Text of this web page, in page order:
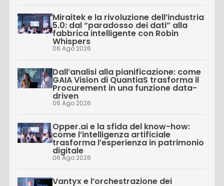
Miraitek e la rivoluzione dell’industria
5.0: dal “paradosso dei dati” alla
fabbrica intelligente con Robin
Whispers
06 Ago 2026
Dall’analisi alla pianificazione: come
GAIA Vision di QuantiaS trasforma il
Procurement in una funzione data-
driven
06 Ago 2026
Opper.ai e la sfida del know-how:
come l’intelligenza artificiale
trasforma l’esperienza in patrimonio
digitale
06 Ago 2026
Vantyx e l’orchestrazione dei